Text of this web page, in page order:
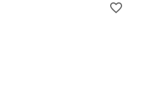
favorite_border